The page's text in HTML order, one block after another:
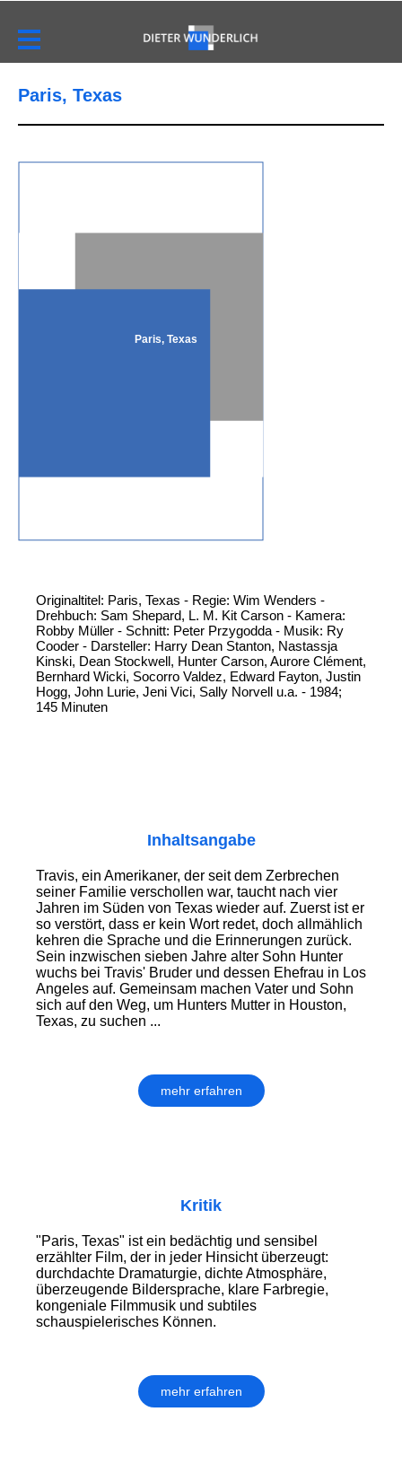
Paris, Texas
Paris, Texas
Originaltitel: Paris, Texas - Regie: Wim Wenders -
Drehbuch: Sam Shepard, L. M. Kit Carson - Kamera:
Robby Müller - Schnitt: Peter Przygodda - Musik: Ry
Cooder - Darsteller: Harry Dean Stanton, Nastassja
Kinski, Dean Stockwell, Hunter Carson, Aurore Clément,
Bernhard Wicki, Socorro Valdez, Edward Fayton, Justin
Hogg, John Lurie, Jeni Vici, Sally Norvell u.a. - 1984;
145 Minuten
Inhaltsangabe
Travis, ein Amerikaner, der seit dem Zerbrechen
seiner Familie verschollen war, taucht nach vier
Jahren im Süden von Texas wieder auf. Zuerst ist er
so verstört, dass er kein Wort redet, doch allmählich
kehren die Sprache und die Erinnerungen zurück.
Sein inzwischen sieben Jahre alter Sohn Hunter
wuchs bei Travis' Bruder und dessen Ehefrau in Los
Angeles auf. Gemeinsam machen Vater und Sohn
sich auf den Weg, um Hunters Mutter in Houston,
Texas, zu suchen ...
mehr erfahren
Kritik
"Paris, Texas" ist ein bedächtig und sensibel
erzählter Film, der in jeder Hinsicht überzeugt:
durchdachte Dramaturgie, dichte Atmosphäre,
überzeugende Bildersprache, klare Farbregie,
kongeniale Filmmusik und subtiles
schauspielerisches Können.
mehr erfahren